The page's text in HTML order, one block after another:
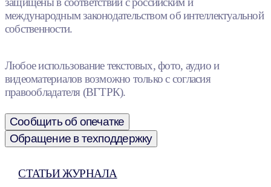
международным законодательством об интеллектуальной
собственности.
Любое использование текстовых, фото, аудио и
видеоматериалов возможно только с согласия
правообладателя (ВГТРК).
Сообщить об опечатке
Обращение в техподдержку
СТАТЬИ ЖУРНАЛА